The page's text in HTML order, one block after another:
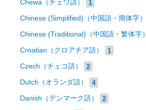
Chewa（チェワ語） 1
Chinese (Simplified)（中国語・簡体字）
Chinese (Traditional)（中国語・繁体字）
Croatian（クロアチア語） 1
Czech（チェコ語） 2
Dutch（オランダ語） 4
Danish（デンマーク語） 2